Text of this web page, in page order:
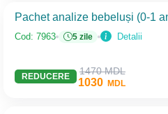
Pachet analize bebeluși (0-1
Cod: 7963 5 zile Detalii
REDUCERE 1470 MDL
1030 MDL